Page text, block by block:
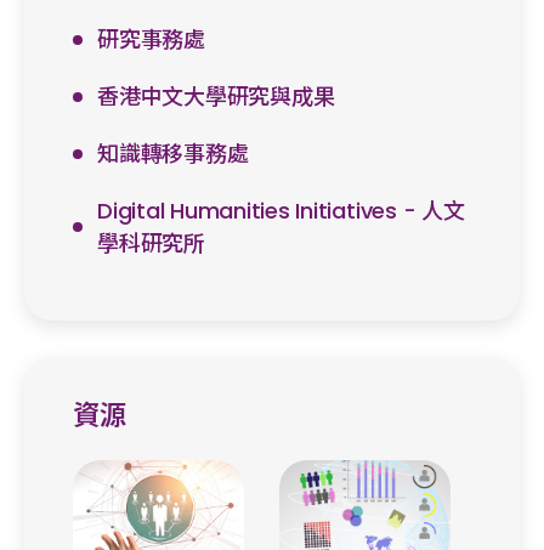
研究事務處
香港中文大學研究與成果
知識轉移事務處
Digital Humanities Initiatives - 人文
學科研究所
資源